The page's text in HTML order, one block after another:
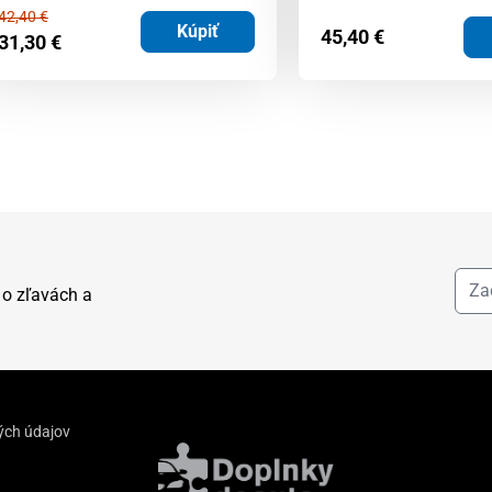
€
€ Kúpiť 45,40€
zľavách a
údajov